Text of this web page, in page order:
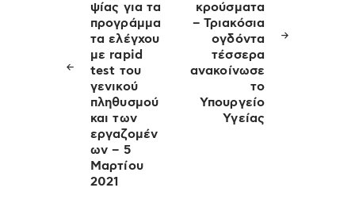
ψίας για τα
προγράμμα
τα ελέγχου
με rapid
test του
γενικού
πληθυσμού
και των
εργαζομέν
ων – 5
Μαρτίου
2021
κρούσματα
– Τριακόσια
ογδόντα
τέσσερα
ανακοίνωσε
το
Υπουργείο
Υγείας